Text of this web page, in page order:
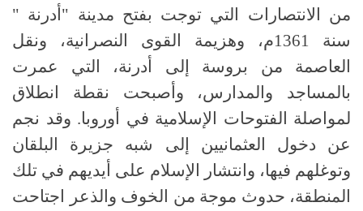
من الانتصارات التي توجت بفتح مدينة "أدرنة "
سنة 1361م، وهزيمة القوى النصرانية، ونقل
العاصمة من بروسة إلى أدرنة، التي عمرت
بالمساجد والمدارس، وأصبحت نقطة انطلاق
لمواصلة الفتوحات الإسلامية في أوروبا. وقد نجم
عن دخول العثمانيين إلى شبه جزيرة البلقان
وتوغلهم فيها، وانتشار الإسلام على أيديهم في تلك
المنطقة، حدوث موجة من الخوف والذعر اجتاحت